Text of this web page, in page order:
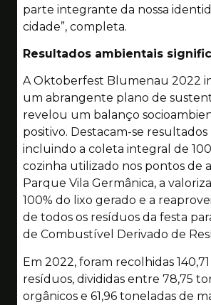
parte integrante da nossa
cidade”, completa.
Resultados ambientais
A Oktoberfest Blumenau 2022
um abrangente plano de
revelou um balanço
positivo. Destacam-se resultados
incluindo a coleta integral de
cozinha utilizado nos pontos de
Parque Vila Germânica, a
100% do lixo gerado e a
de todos os resíduos da festa
de Combustível Derivado de
Em 2022, foram recolhidas
resíduos, divididas entre 78,75
orgânicos e 61,96 toneladas de